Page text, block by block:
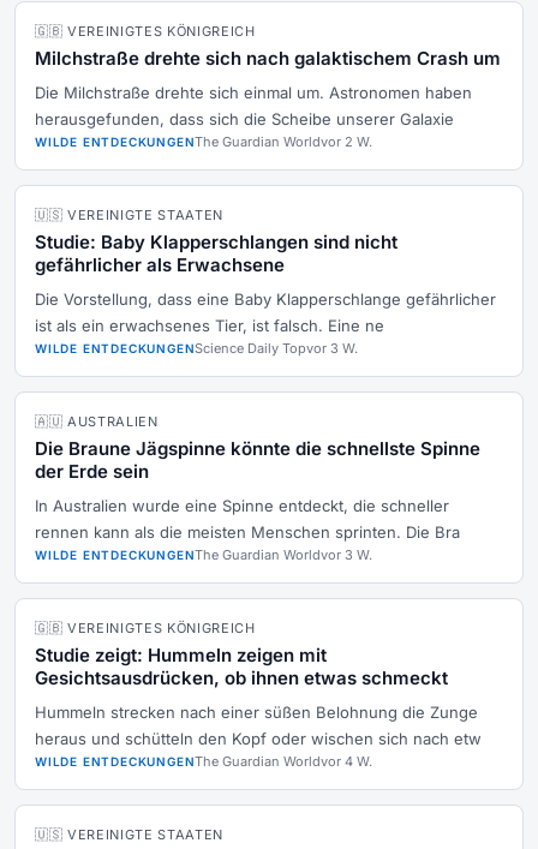
🇬🇧 VEREINIGTES KÖNIGREICH
Milchstraße drehte sich nach galaktischem Crash um
Die Milchstraße drehte sich einmal um. Astronomen haben
herausgefunden, dass sich die Scheibe unserer Galaxie
WILDE ENTDECKUNGENThe Guardian Worldvor 2 W.
🇺🇸 VEREINIGTE STAATEN
Studie: Baby Klapperschlangen sind nicht
gefährlicher als Erwachsene
Die Vorstellung, dass eine Baby Klapperschlange gefährlicher
ist als ein erwachsenes Tier, ist falsch. Eine ne
WILDE ENTDECKUNGENScience Daily Topvor 3 W.
🇦🇺 AUSTRALIEN
Die Braune Jägspinne könnte die schnellste Spinne
der Erde sein
In Australien wurde eine Spinne entdeckt, die schneller
rennen kann als die meisten Menschen sprinten. Die Bra
WILDE ENTDECKUNGENThe Guardian Worldvor 3 W.
🇬🇧 VEREINIGTES KÖNIGREICH
Studie zeigt: Hummeln zeigen mit
Gesichtsausdrücken, ob ihnen etwas schmeckt
Hummeln strecken nach einer süßen Belohnung die Zunge
heraus und schütteln den Kopf oder wischen sich nach etw
WILDE ENTDECKUNGENThe Guardian Worldvor 4 W.
🇺🇸 VEREINIGTE STAATEN